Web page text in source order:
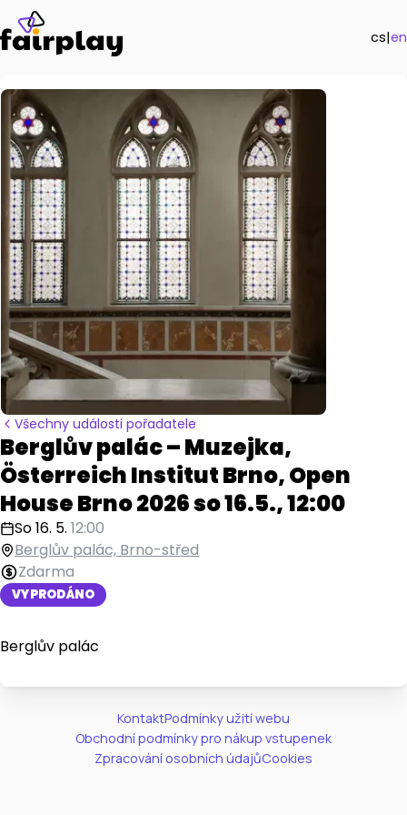
cs|en
Všechny události pořadatele
Berglův palác – Muzejka,
Österreich Institut Brno, Open
House Brno 2026 so 16.5., 12:00
So 16. 5. 12:00
Berglův palác, Brno-střed
Zdarma
VYPRODÁNO
Berglův palác
KontaktPodmínky užití webu
Obchodní podmínky pro nákup vstupenek
Zpracování osobních údajůCookies